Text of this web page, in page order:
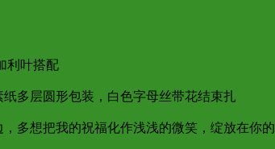
利叶搭配
多层圆形包装，白色字母丝带花结束扎
多想把我的祝福化作浅浅的微笑，绽放在你的